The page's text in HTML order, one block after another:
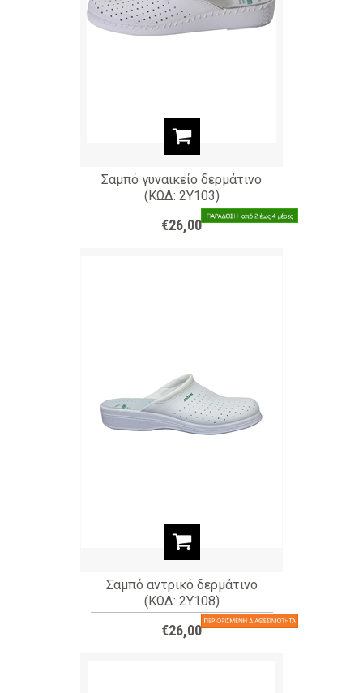
Σαμπό γυναικείο δερμάτινο
(ΚΩΔ: 2Y103)
€26,00
Σαμπό αντρικό δερμάτινο
(ΚΩΔ: 2Y108)
€26,00